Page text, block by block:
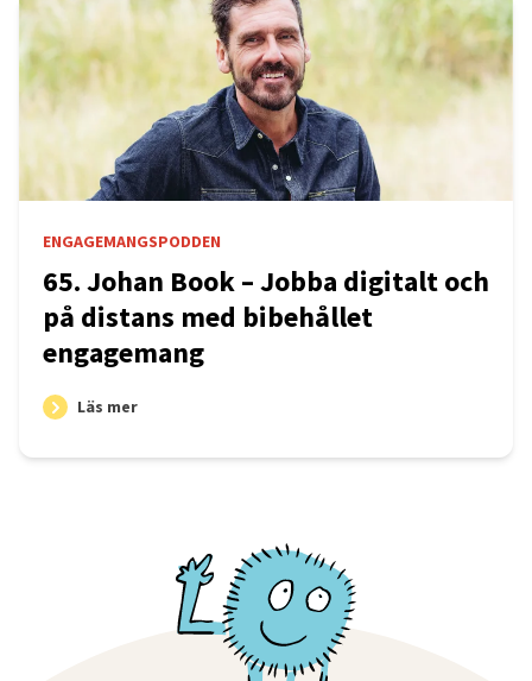
ENGAGEMANGSPODDEN
65. Johan Book – Jobba digitalt och
på distans med bibehållet
engagemang
Läs mer